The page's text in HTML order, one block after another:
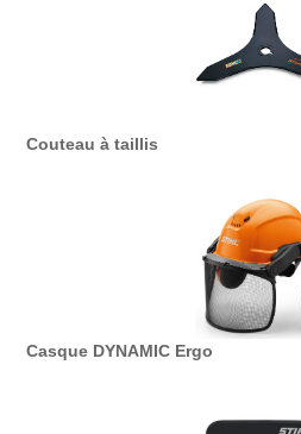
Couteau à taillis
Casque DYNAMIC Ergo